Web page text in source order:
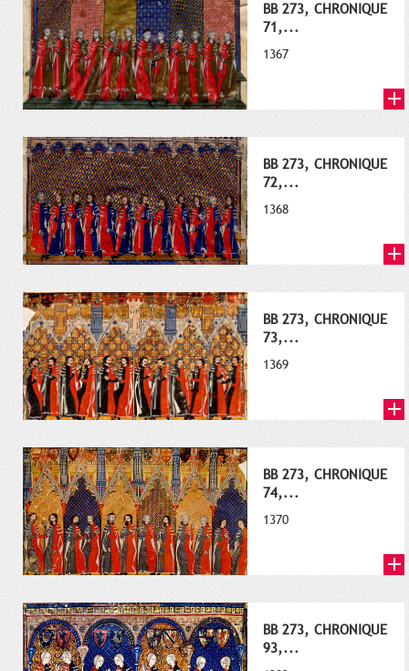
BB 273, CHRONIQUE
71,...
1367
BB 273, CHRONIQUE
72,...
1368
BB 273, CHRONIQUE
73,...
1369
BB 273, CHRONIQUE
74,...
1370
BB 273, CHRONIQUE
93,...